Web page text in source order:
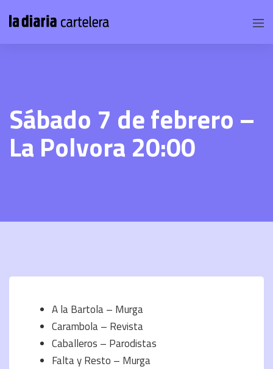
Sábado 7 de febrero –
La Polvora 20:00
A la Bartola – Murga
Carambola – Revista
Caballeros – Parodistas
Falta y Resto – Murga